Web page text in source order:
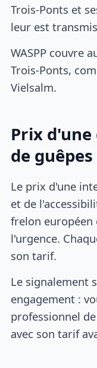
Trois-Ponts et
leur est
WASPP couvre
Trois-Ponts,
Vielsalm.
Prix
de
Le prix d'une
et de
frelon européen
l'urgence.
son tarif.
Le signalement
engagement :
professionnel
avec son tarif